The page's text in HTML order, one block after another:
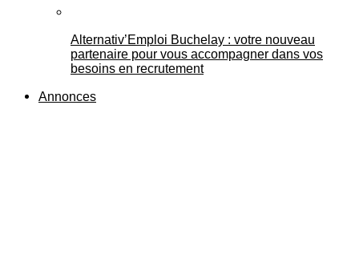
Alternativ’Emploi Buchelay : votre nouveau
partenaire pour vous accompagner dans vos
besoins en recrutement
Annonces